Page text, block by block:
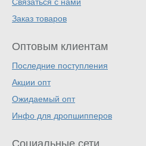
Связаться с нами
Заказ товаров
Оптовым клиентам
Последние поступления
Акции опт
Ожидаемый опт
Инфо для дропшипперов